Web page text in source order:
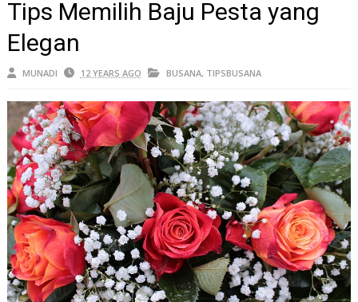
Tips Memilih Baju Pesta yang
Elegan
MUNADI 12 YEARS AGO BUSANA, TIPSBUSANA